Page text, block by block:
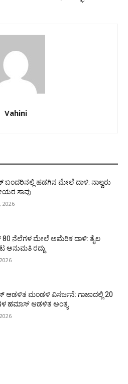
Vahini
ಬಂದರಿನಲ್ಲಿ ಹಡಗಿನ ಮೇಲೆ ದಾಳಿ: ನಾಲ್ವರು
ಸಾವು
2026
80 ನೆಲೆಗಳ ಮೇಲೆ ಅಮೆರಿಕ ದಾಳಿ: ತೈಲ
ಅನುಮತಿ ರದ್ದು
ಆಡಳಿತ ಮಂಡಳಿ ವಿಸರ್ಜನೆ: ಗಾಜಾದಲ್ಲಿ 20
ಹಮಾಸ್ ಆಡಳಿತ ಅಂತ್ಯ